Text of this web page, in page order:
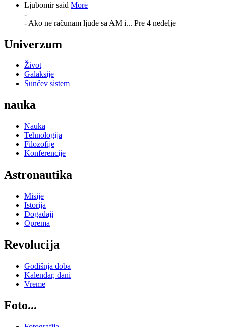
Ljubomir said More
-
- Ako ne računam ljude sa AM i... Pre 4 nedelje
Univerzum
Život
Galaksije
Sunčev sistem
nauka
Nauka
Tehnologija
Filozofije
Konferencije
Astronautika
Misije
Istorija
Događaji
Oprema
Revolucija
Godišnja doba
Kalendar, dani
Vreme
Foto...